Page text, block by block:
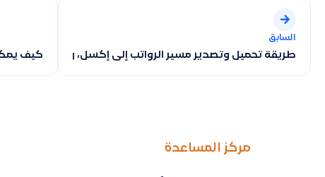
السابق
طريقة تحميل وتصدير مسير الرواتب إلى إكسل، وهل يتم إنشاء
كيف
مركز المساعدة